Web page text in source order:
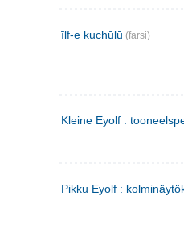
īlf-e kuchūlū (farsi)
Kleine Eyolf :
Pikku Eyolf :